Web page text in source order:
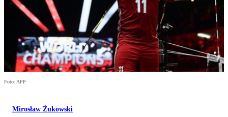
Foto: AFP
Mirosław Żukowski